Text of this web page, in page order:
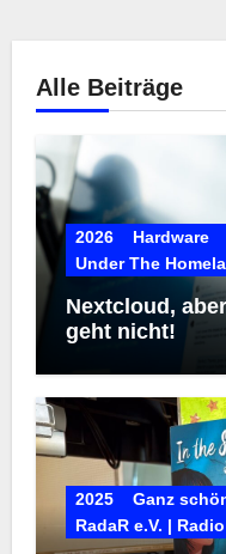
Alle Beiträge
2026 Hardware
Under The
Nextcloud,
geht nicht!
2025
Ganz
RadaR e.V. |